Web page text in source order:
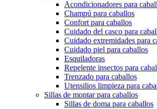
Acondicionadores para
Champú para caballos
Confort para caballos
Cuidado del casco para
Cuidado extremidades para
Cuidado piel para caballos
Esquiladoras
Repelente insectos para
Trenzado para caballos
Utensilios limpieza para
Sillas de montar para caballos
Sillas de doma para caballos